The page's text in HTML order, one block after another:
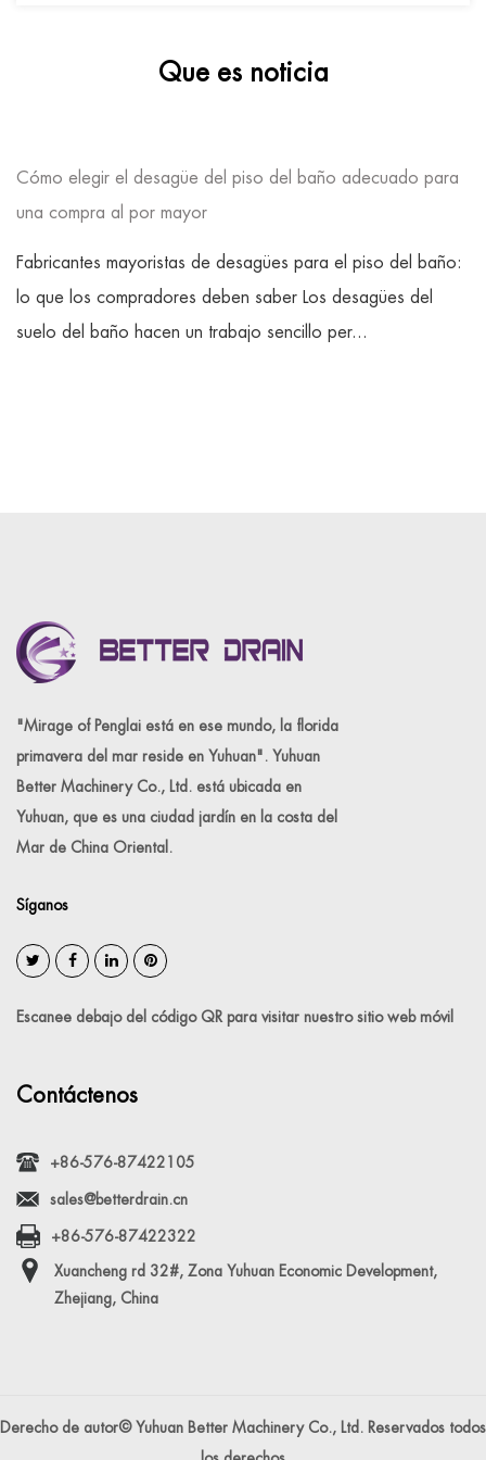
Que es noticia
Cómo elegir el desagüe del piso del baño adecuado para
una compra al por mayor
Fabricantes mayoristas de desagües para el piso del baño:
lo que los compradores deben saber Los desagües del
suelo del baño hacen un trabajo sencillo per...
"Mirage of Penglai está en ese mundo, la florida
primavera del mar reside en Yuhuan". Yuhuan
Better Machinery Co., Ltd. está ubicada en
Yuhuan, que es una ciudad jardín en la costa del
Mar de China Oriental.
Síganos
Escanee debajo del código QR para visitar nuestro sitio web móvil
Contáctenos
+86-576-87422105
sales@betterdrain.cn
+86-576-87422322
Xuancheng rd 32#, Zona Yuhuan Economic Development,
Zhejiang, China
Derecho de autor© Yuhuan Better Machinery Co., Ltd. Reservados todos